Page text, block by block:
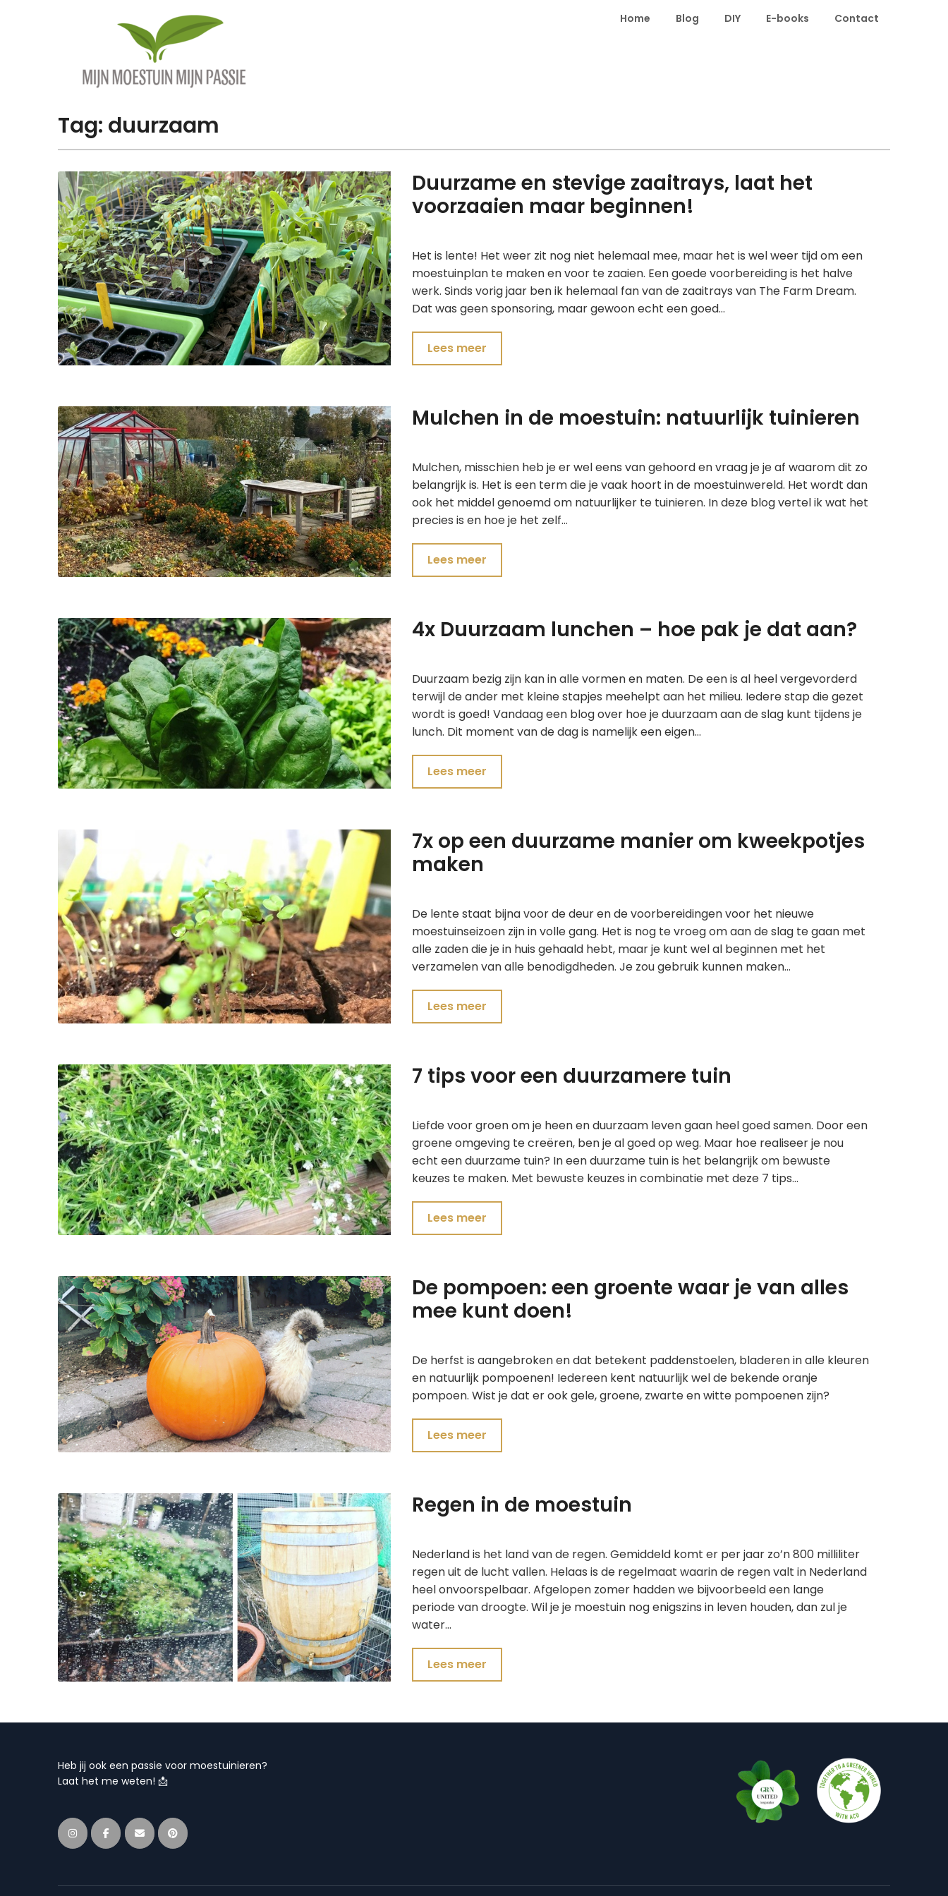
Home Blog DIY E-books Contact
Tag: duurzaam
Duurzame en stevige zaaitrays, laat het
voorzaaien maar beginnen!
Het is lente! Het weer zit nog niet helemaal mee, maar het is wel weer tijd om een
moestuinplan te maken en voor te zaaien. Een goede voorbereiding is het halve
werk. Sinds vorig jaar ben ik helemaal fan van de zaaitrays van The Farm Dream.
Dat was geen sponsoring, maar gewoon echt een goed…
Lees meer
Mulchen in de moestuin: natuurlijk tuinieren
Mulchen, misschien heb je er wel eens van gehoord en vraag je je af waarom dit zo
belangrijk is. Het is een term die je vaak hoort in de moestuinwereld. Het wordt dan
ook het middel genoemd om natuurlijker te tuinieren. In deze blog vertel ik wat het
precies is en hoe je het zelf…
Lees meer
4x Duurzaam lunchen – hoe pak je dat aan?
Duurzaam bezig zijn kan in alle vormen en maten. De een is al heel vergevorderd
terwijl de ander met kleine stapjes meehelpt aan het milieu. Iedere stap die gezet
wordt is goed! Vandaag een blog over hoe je duurzaam aan de slag kunt tijdens je
lunch. Dit moment van de dag is namelijk een eigen…
Lees meer
7x op een duurzame manier om kweekpotjes
maken
De lente staat bijna voor de deur en de voorbereidingen voor het nieuwe
moestuinseizoen zijn in volle gang. Het is nog te vroeg om aan de slag te gaan met
alle zaden die je in huis gehaald hebt, maar je kunt wel al beginnen met het
verzamelen van alle benodigdheden. Je zou gebruik kunnen maken…
Lees meer
7 tips voor een duurzamere tuin
Liefde voor groen om je heen en duurzaam leven gaan heel goed samen. Door een
groene omgeving te creëren, ben je al goed op weg. Maar hoe realiseer je nou
echt een duurzame tuin? In een duurzame tuin is het belangrijk om bewuste
keuzes te maken. Met bewuste keuzes in combinatie met deze 7 tips…
Lees meer
De pompoen: een groente waar je van alles
mee kunt doen!
De herfst is aangebroken en dat betekent paddenstoelen, bladeren in alle kleuren
en natuurlijk pompoenen! Iedereen kent natuurlijk wel de bekende oranje
pompoen. Wist je dat er ook gele, groene, zwarte en witte pompoenen zijn?
Lees meer
Regen in de moestuin
Nederland is het land van de regen. Gemiddeld komt er per jaar zo’n 800 milliliter
regen uit de lucht vallen. Helaas is de regelmaat waarin de regen valt in Nederland
heel onvoorspelbaar. Afgelopen zomer hadden we bijvoorbeeld een lange
periode van droogte. Wil je je moestuin nog enigszins in leven houden, dan zul je
water…
Lees meer
Heb jij ook een passie voor moestuinieren?
Laat het me weten! 📩